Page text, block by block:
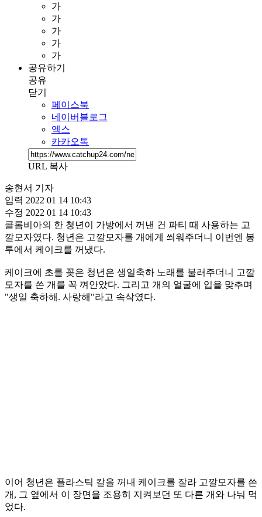
가
가
가
가
가
공유하기
공유
닫기
페이스북
네이버블로그
엑스
카카오톡
URL 복사
송현서 기자
입력 2022 01 14 10:43
수정 2022 01 14 10:43
콜롬비아의 한 청년이 가방에서 꺼낸 건 파티 때 사용하는 고
깔모자였다. 청년은 고깔모자를 개에게 씌워주더니 이번엔 봉
투에서 케이크를 꺼냈다.
케이크에 초를 꽂은 청년은 생일축하 노래를 불러주더니 고깔
모자를 쓴 개를 꼭 껴안았다. 그리고 개의 얼굴에 입을 맞추며
"생일 축하해. 사랑해"라고 속삭였다.
이어 청년은 플라스틱 칼을 꺼내 케이크를 잘라 고깔모자를 쓴
개, 그 옆에서 이 장면을 조용히 지켜보던 또 다른 개와 나눠 먹
었다.